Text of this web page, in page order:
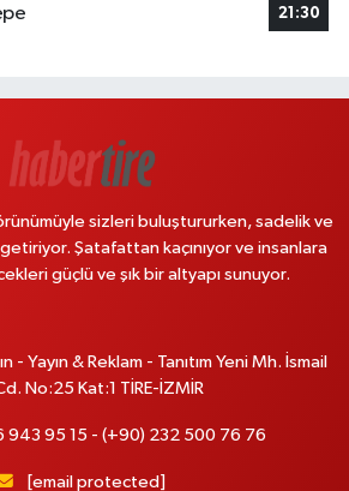
21:30
sizleri buluştururken, sadelik ve
Şatafattan kaçınıyor ve insanlara
güçlü ve şık bir altyapı sunuyor.
- Yayın & Reklam - Tanıtım Yeni Mh. İsmail
No:25 Kat:1 TİRE-İZMİR
943 95 15 - (+90) 232 500 76 76
[email protected]